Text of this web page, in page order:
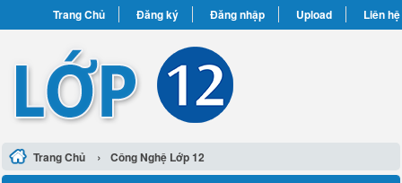
Trang Chủ Đăng ký Đăng nhập Upload Liên hệ
Trang Chủ › Công Nghệ Lớp 12